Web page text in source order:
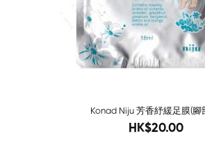
Konad Niju 芳香紓緩足膜(腳
38
HK$20.00